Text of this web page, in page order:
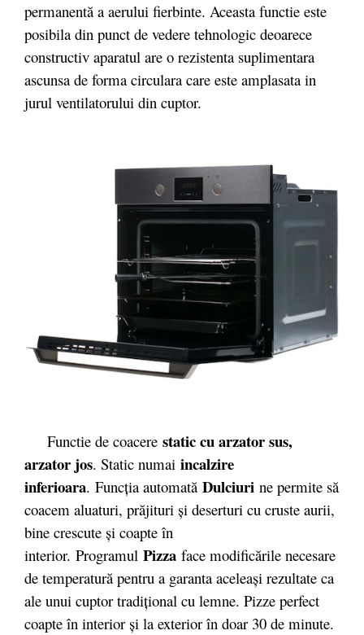
permanentă a aerului fierbinte. Aceasta functie este
posibila din punct de vedere tehnologic deoarece
constructiv aparatul are o rezistenta suplimentara
ascunsa de forma circulara care este amplasata in
jurul ventilatorului din cuptor.
Functie de coacere static cu arzator sus,
arzator jos. Static numai incalzire
inferioara. Funcţia automată Dulciuri ne permite să
coacem aluaturi, prăjituri şi deserturi cu cruste aurii,
bine crescute şi coapte în
interior. Programul Pizza face modificările necesare
de temperatură pentru a garanta aceleaşi rezultate ca
ale unui cuptor tradiţional cu lemne. Pizze perfect
coapte în interior şi la exterior în doar 30 de minute.